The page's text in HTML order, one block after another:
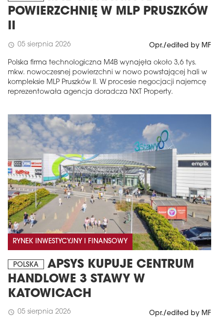
POWIERZCHNIĘ W MLP PRUSZKÓW
II
schedule 05 sierpnia 2026 Opr./edited by MF
Polska firma technologiczna M4B wynajęła około 3,6 tys.
mkw. nowoczesnej powierzchni w nowo powstającej hali w
kompleksie MLP Pruszków II. W procesie negocjacji najemcę
reprezentowała agencja doradcza NXT Property.
RYNEK INWESTYCYJNY I FINANSOWY
POLSKA
APSYS KUPUJE CENTRUM
HANDLOWE 3 STAWY W
KATOWICACH
schedule 05 sierpnia 2026 Opr./edited by MF